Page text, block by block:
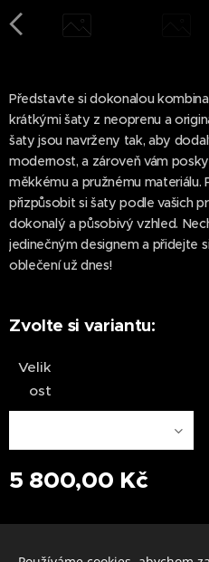
Představte si dokonalou
krátkými šaty z neoprenu a
šaty jsou navrženy tak, aby
modernost, a zároveň vám
měkkému a pružnému materiálu.
přizpůsobit si šaty podle vašich
dokonalý a působivý vzhled.
jedinečným designem a přidejte
oblečení už dnes!
Zvolte si variantu:
Velik
ost
5 800,00 Kč
Tel.: +420